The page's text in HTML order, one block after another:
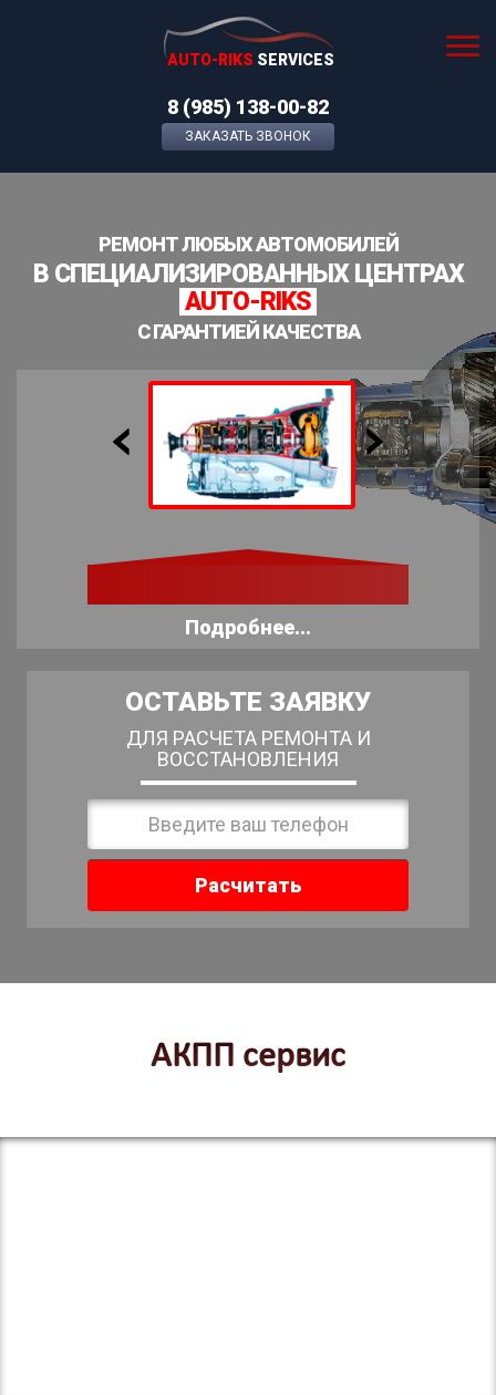
AUTO-RIKS SERVICES
8 (985) 138-00-82
ЗАКАЗАТЬ ЗВОНОК
РЕМОНТ ЛЮБЫХ АВТОМОБИЛЕЙ
В СПЕЦИАЛИЗИРОВАННЫХ ЦЕНТРАХ
AUTO-RIKS
С ГАРАНТИЕЙ КАЧЕСТВА
Подробнее...
ОСТАВЬТЕ ЗАЯВКУ
ДЛЯ РАСЧЕТА РЕМОНТА И
ВОССТАНОВЛЕНИЯ
Расчитать
АКПП сервис